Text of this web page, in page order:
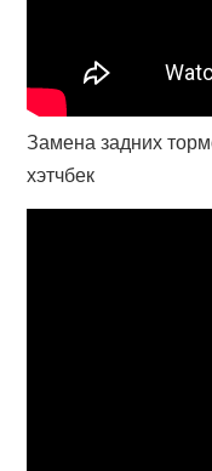
Замена задних
хэтчбек